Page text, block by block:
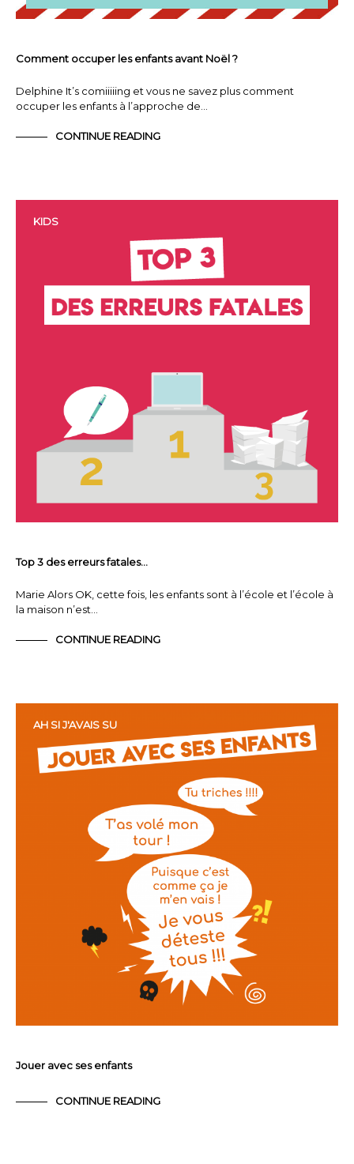
Comment occuper les enfants avant Noël ?
Delphine It’s comiiiiing et vous ne savez plus comment
occuper les enfants à l’approche de…
CONTINUE READING
KIDS
Top 3 des erreurs fatales…
Marie Alors OK, cette fois, les enfants sont à l’école et l’école à
la maison n’est…
CONTINUE READING
AH SI J'AVAIS SU
Jouer avec ses enfants
CONTINUE READING